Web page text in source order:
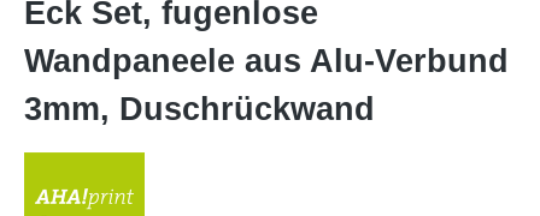
Eck Set, fugenlose
Wandpaneele aus Alu-Verbund
3mm, Duschrückwand